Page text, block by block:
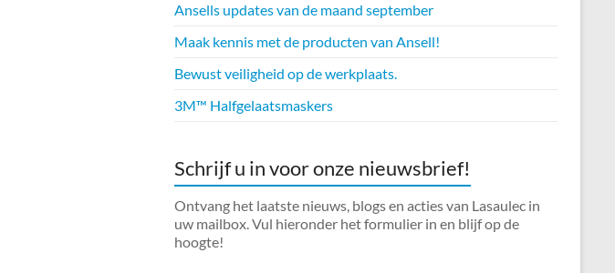
Ansells updates van de maand september
Maak kennis met de producten van Ansell!
Bewust veiligheid op de werkplaats.
3M™ Halfgelaatsmaskers
Schrijf u in voor onze nieuwsbrief!
Ontvang het laatste nieuws, blogs en acties van Lasaulec in
uw mailbox. Vul hieronder het formulier in en blijf op de
hoogte!